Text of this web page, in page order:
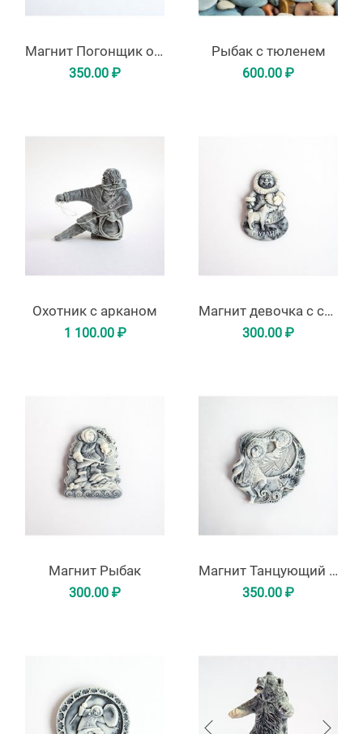
Магнит Погонщик оленей
350.00 ₽
Рыбак с тюленем
600.00 ₽
Охотник с арканом
1 100.00 ₽
Магнит девочка с собачкой и рыбой
300.00 ₽
Магнит Рыбак
300.00 ₽
Магнит Танцующий шаман
350.00 ₽